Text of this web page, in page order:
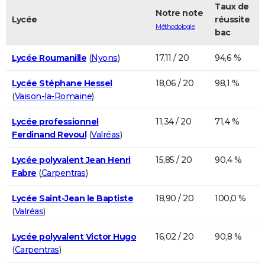
Lycée
Notre note
Méthodologie
Taux de
réussite
bac
Lycée Roumanille (Nyons) 17,11 / 20 94,6 %
Lycée Stéphane Hessel
(Vaison-la-Romaine)
18,06 / 20 98,1 %
Lycée professionnel
Ferdinand Revoul(Valréas)
11,34 / 20 71,4 %
Lycée polyvalent Jean Henri
Fabre (Carpentras)
15,85 / 20 90,4 %
Lycée Saint-Jean le Baptiste
(Valréas)
18,90 / 20 100,0 %
Lycée polyvalent Victor Hugo
(Carpentras)
16,02 / 20 90,8 %